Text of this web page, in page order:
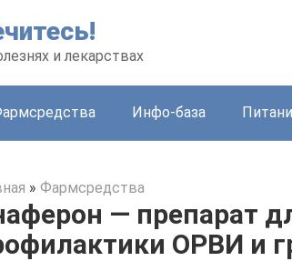
и лекарствах
Инфо-база
» Фармсредства
— препарат
ОРВИ и